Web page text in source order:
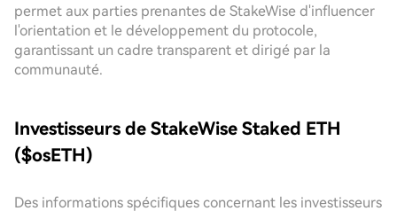
permet aux parties prenantes de StakeWise d'influencer
l'orientation et le développement du protocole,
garantissant un cadre transparent et dirigé par la
communauté.
Investisseurs de StakeWise Staked ETH
($osETH)
Des informations spécifiques concernant les investisseurs